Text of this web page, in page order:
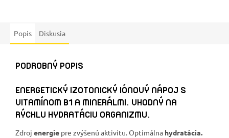
Popis Diskusia
PODROBNÝ POPIS
ENERGETICKÝ IZOTONICKÝ IÓNOVÝ NÁPOJ S
VITAMÍNOM B1 A MINERÁLMI. VHODNÝ NA
RÝCHLU HYDRATÁCIU ORGANIZMU.
Zdroj energie pre zvýšenú aktivitu. Optimálna hydratácia.